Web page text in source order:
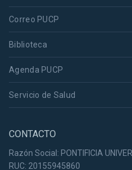
Correo PUCP
Biblioteca
Agenda PUCP
Servicio de Salud
CONTACTO
Razón Social: PONTIFICIA
RUC: 20155945860